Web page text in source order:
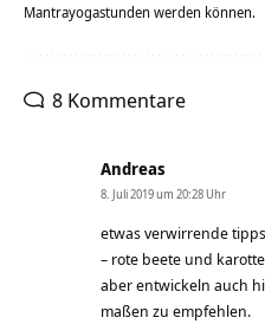
Mantrayogastunden werden können.
8 Kommentare
Andreas
8. Juli 2019 um 20:28 Uhr
etwas verwirrende
– rote beete und
aber entwickeln auch
maßen zu empfehlen.